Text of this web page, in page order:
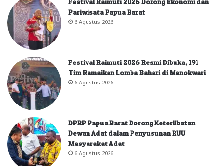
Pariwisata Papua Barat
6 Agustus 2026
Festival Raimuti 2026 Resmi Dibuka, 191
Tim Ramaikan Lomba Bahari di Manokwari
6 Agustus 2026
DPRP Papua Barat Dorong Keterlibatan
Dewan Adat dalam Penyusunan RUU
Masyarakat Adat
6 Agustus 2026